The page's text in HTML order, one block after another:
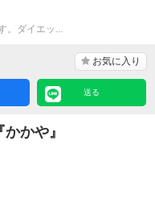
ダイエッ...
お気に入り
送る
かや』